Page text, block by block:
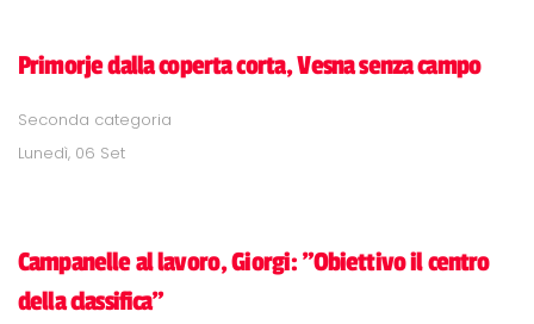
Primorje dalla coperta corta, Vesna senza campo
Seconda categoria
Lunedì, 06 Set
Campanelle al lavoro, Giorgi: "Obiettivo il centro
della classifica"